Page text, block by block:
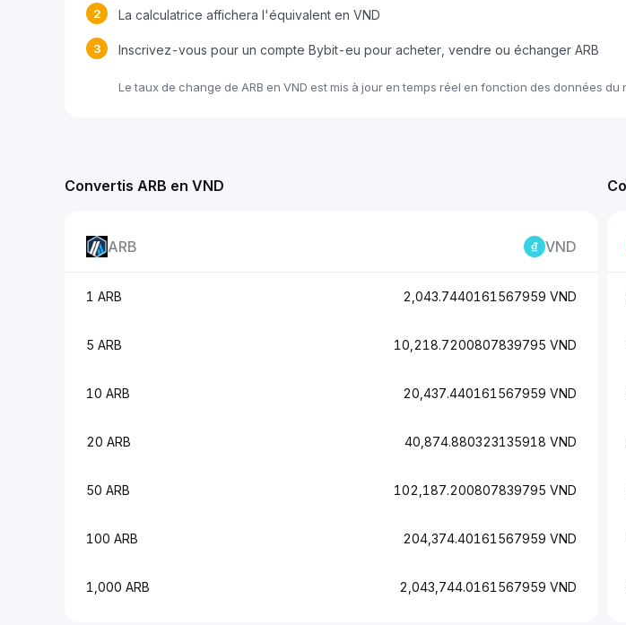
2 La calculatrice affichera l'équivalent en VND
3 Inscrivez-vous pour un compte Bybit-eu pour acheter, vendre ou échanger ARB
Le taux de change de ARB en VND est mis à jour en temps réel en fonction des données du
Convertis ARB en VND
ARB VND
1 ARB 2,043.7440161567959 VND
5 ARB 10,218.7200807839795 VND
10 ARB 20,437.440161567959 VND
20 ARB 40,874.880323135918 VND
50 ARB 102,187.200807839795 VND
100 ARB 204,374.40161567959 VND
1,000 ARB 2,043,744.0161567959 VND